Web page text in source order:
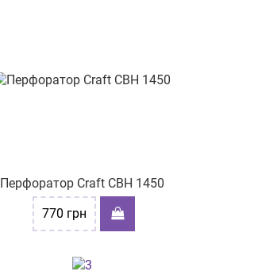
Перфоратор Craft CBH 1450
770 грн